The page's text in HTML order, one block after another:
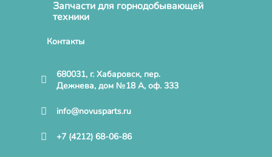
Запчасти для горнодобывающей
техники
Контакты
680031, г. Хабаровск, пер.
Дежнева, дом №18 А, оф. 333
info@novusparts.ru
+7 (4212) 68-06-86